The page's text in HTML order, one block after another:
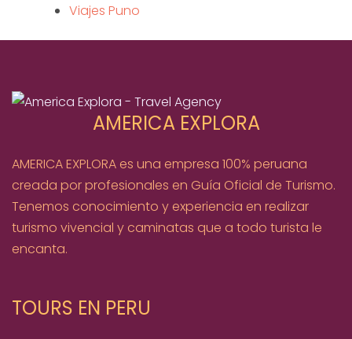
Viajes Puno
AMERICA EXPLORA
AMERICA EXPLORA es una empresa 100% peruana
creada por profesionales en Guía Oficial de Turismo.
Tenemos conocimiento y experiencia en realizar
turismo vivencial y caminatas que a todo turista le
encanta.
TOURS EN PERU